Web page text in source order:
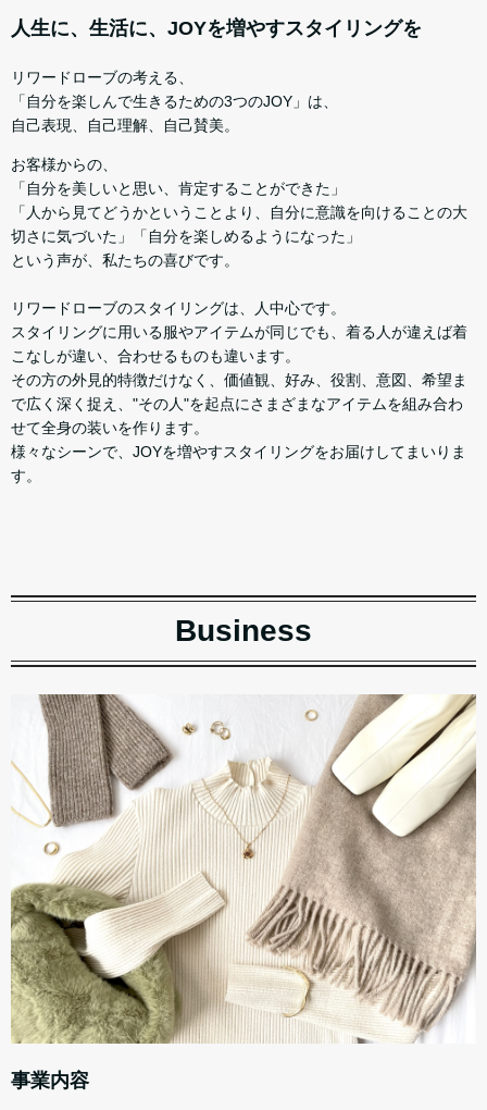
人生に、生活に、JOYを増やすスタイリングを
リワードローブの考える、
「自分を楽しんで生きるための3つのJOY」は、
自己表現、自己理解、自己賛美。
お客様からの、
「自分を美しいと思い、肯定することができた」
「人から見てどうかということより、自分に意識を向けることの大
切さに気づいた」「自分を楽しめるようになった」
という声が、私たちの喜びです。
リワードローブのスタイリングは、人中心です。
スタイリングに用いる服やアイテムが同じでも、着る人が違えば着
こなしが違い、合わせるものも違います。
その方の外見的特徴だけなく、価値観、好み、役割、意図、希望ま
で広く深く捉え、"その人"を起点にさまざまなアイテムを組み合わ
せて全身の装いを作ります。
様々なシーンで、JOYを増やすスタイリングをお届けしてまいりま
す。
Business
事業内容